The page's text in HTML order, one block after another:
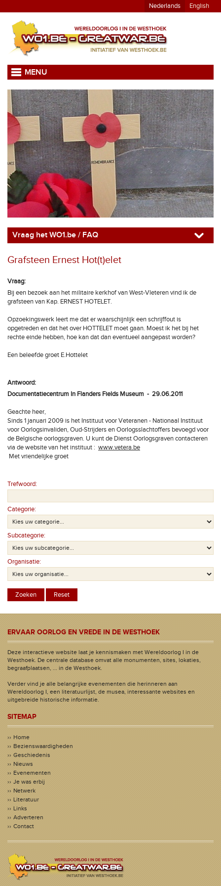
Nederlands English
MENU
Vraag het WO1.be / FAQ
Grafsteen Ernest Hot(t)elet
Vraag:
Bij een bezoek aan het militaire kerkhof van West-Vleteren vind ik de
grafsteen van Kap. ERNEST HOTELET.
Opzoekingswerk leert me dat er waarschijnlijk een schrijffout is
opgetreden en dat het over HOTTELET moet gaan. Moest ik het bij het
rechte einde hebben, hoe kan dat dan eventueel aangepast worden?
Een beleefde groet E.Hottelet
Antwoord:
Documentatiecentrum In Flanders Fields Museum - 29.06.2011
Geachte heer,
Sinds 1 januari 2009 is het Instituut voor Veteranen - Nationaal Instituut
voor Oorlogsinvaliden, Oud-Strijders en Oorlogsslachtoffers bevoegd voor
de Belgische oorlogsgraven. U kunt de Dienst Oorlogsgraven contacteren
via de website van het instituut : www.vetera.be
Met vriendelijke groet
Trefwoord:
Categorie:
Subcategorie:
Organisatie:
ERVAAR OORLOG EN VREDE IN DE WESTHOEK
Deze interactieve website laat je kennismaken met Wereldoorlog I in de
Westhoek. De centrale database omvat alle monumenten, sites, lokaties,
begraafplaatsen, ... in de Westhoek.
Verder vind je alle belangrijke evenementen die herinneren aan
Wereldoorlog I, een literatuurlijst, de musea, interessante websites en
uitgebreide historische informatie.
SITEMAP
Home
Bezienswaardigheden
Geschiedenis
Nieuws
Evenementen
Je was erbij
Netwerk
Literatuur
Links
Adverteren
Contact